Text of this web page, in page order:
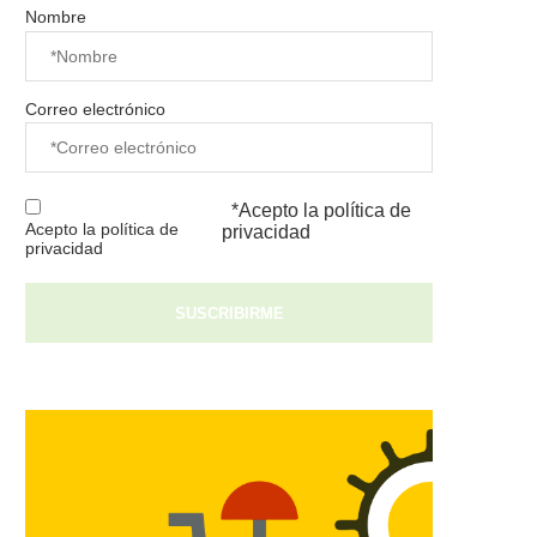
Nombre
Correo electrónico
Acepto la política de
privacidad
*Acepto la política de
privacidad